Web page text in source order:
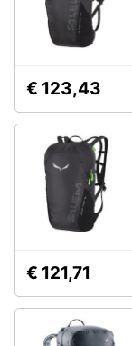
€ 123,43
€ 121,71